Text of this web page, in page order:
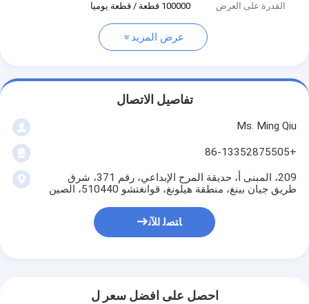
القدرة على العرض
100000 قطعة / قطعة يوميا
عرض المزيد
تفاصيل الاتصال
Ms. Ming Qiu
+86-13352875505
209، المبنى أ، حديقة المرح الإبداعي، رقم 371، شرق
طريق جيان بينغ، منطقة هيلونغ، قوانغتشو 510440، الصين
ﺎﺘﺼﻟ ﺍﻶﻧ
احصل على افضل سعر ل